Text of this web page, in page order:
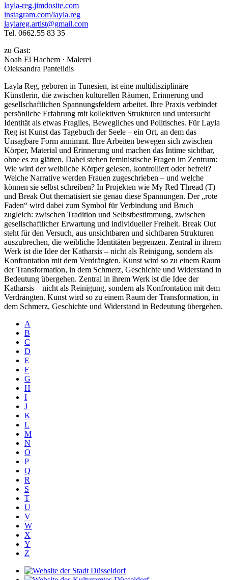
layla-reg.jimdosite.com
instagram.com/layla.reg
laylareg.artist@gmail.com
Tel. 0662.55 83 35
zu Gast:
Noah El Hachem · Malerei
Oleksandra Pantelidis
Layla Reg, geboren in Tunesien, ist eine multidisziplinäre
Künstlerin, die zwischen kulturellen Räumen, Erinnerung und
gesellschaftlichen Spannungsfeldern arbeitet. Ihre Praxis verbindet
persönliche Erfahrung mit kollektiven Strukturen und untersucht
Identität als etwas Fragiles, Bewegliches und Politisches. Für Layla
Reg ist Kunst das Tagebuch der Seele – ein Ort, an dem das
Unsagbare Form annimmt. Ihre Arbeiten bewegen sich zwischen
Körper, Material und Erinnerung und machen das Intime sichtbar,
ohne es zu glätten. Dabei stehen feministische Fragen im Zentrum:
Wie wird der weibliche Körper gelesen, kontrolliert oder befreit?
Welche Narrative werden Frauen zugeschrieben – und welche
können sie selbst schreiben? In Projekten wie My Red Thread (T)
und Break Out thematisiert sie genau diese Spannungen. Der „rote
Faden“ wird dabei zum Symbol für Verbindung und Bruch
zugleich: zwischen Tradition und Selbstbestimmung, zwischen
gesellschaftlicher Erwartung und individueller Freiheit. Break Out
steht für den Versuch, aus unsichtbaren und sichtbaren Strukturen
auszubrechen, die weibliche Identitäten begrenzen. Zentral in ihrem
Werk ist die Idee der Katharsis – nicht als Reinigung, sondern als
Konfrontation mit dem Verdrängten. Kunst wird so zu einem Raum
der Transformation, in dem Schmerz, Geschichte und Widerstand in
Bedeutung übergehen. Zentral in ihrem Werk ist die Idee der
Katharsis – nicht als Reinigung, sondern als Konfrontation mit dem
Verdrängten. Kunst wird so zu einem Raum der Transformation, in
dem Schmerz, Geschichte und Widerstand in Bedeutung übergehen.
A
B
C
D
E
F
G
H
I
J
K
L
M
N
O
P
Q
R
S
T
U
V
W
X
Y
Z